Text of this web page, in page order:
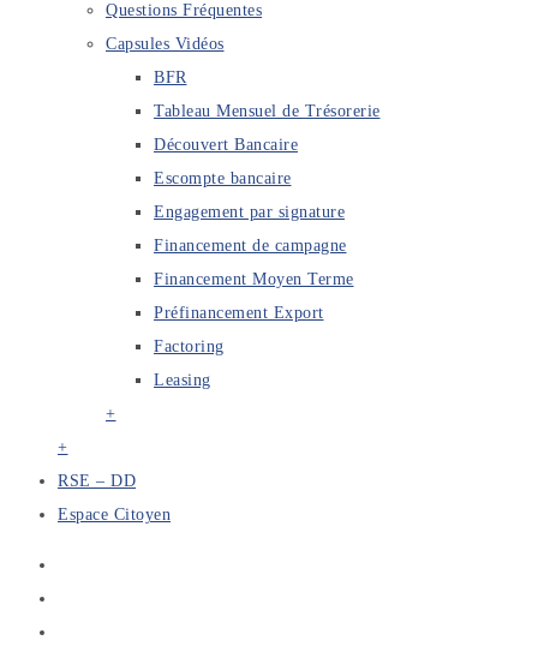
Questions Fréquentes
Capsules Vidéos
BFR
Tableau Mensuel de Trésorerie
Découvert Bancaire
Escompte bancaire
Engagement par signature
Financement de campagne
Financement Moyen Terme
Préfinancement Export
Factoring
Leasing
+
+
RSE – DD
Espace Citoyen